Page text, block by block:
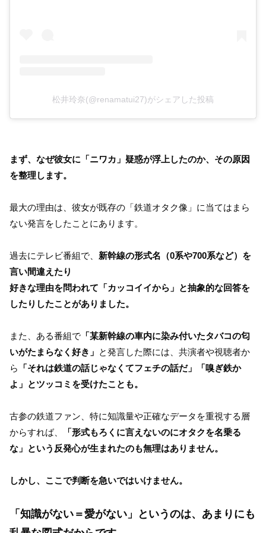
松井玲奈(@renamatui27)がシェアした投稿
まず、なぜ彼女に「ニワカ」疑惑が浮上したのか、その原因
を整理します。
最大の理由は、彼女が既存の「鉄道オタク像」に当てはまら
ない発言をしたことにあります。
過去にテレビ番組で、 新幹線の形式名（0系や700系など）を
言い間違えたり
好きな理由を問われて「カッコイイから」と抽象的な回答を
したりしたことがありました。
また、ある番組で 「某新幹線の車内に染み付いたタバコの匂
いがたまらなく好き」 と発言した際には、共演者や視聴者か
ら
「それは鉄道の話じゃなくてフェチの話だ」「嗅ぎ鉄か
よ」とツッコミを受けたことも。
古参の鉄道ファン、特に知識量や正確なデータを重視する層
からすれば、
「形式もろくに言えないのにオタクを名乗る
な」という反発心が生まれたのも無理はありません。
しかし、ここで判断を急いではいけません。
「知識がない＝愛がない」というのは、あまりにも